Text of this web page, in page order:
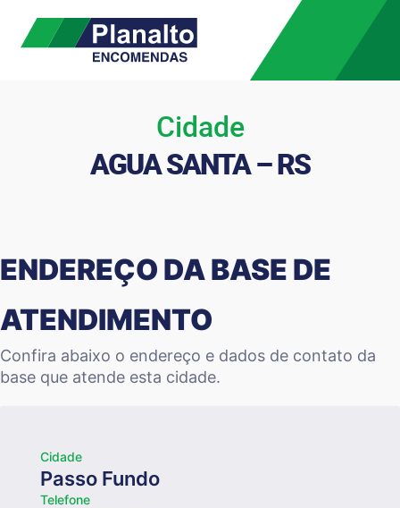
Cidade
AGUA SANTA – RS
ENDEREÇO DA BASE DE
ATENDIMENTO
Confira abaixo o endereço e dados de contato da
base que atende esta cidade.
Cidade
Passo Fundo
Telefone